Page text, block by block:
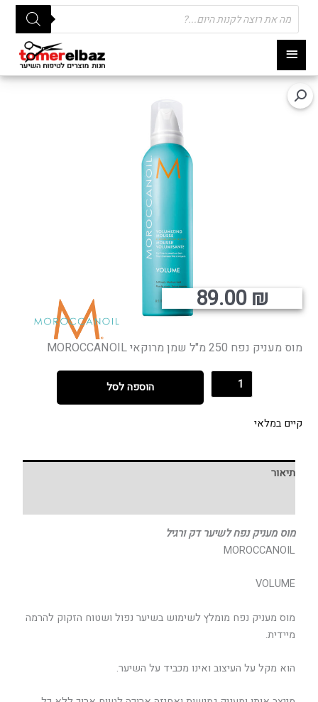
תפריט
ראשי
Products
search
מוס מעניק נפח 250 מ"ל שמן מרוקאי MOROCCANOIL
89.00₪
הוספה לסל
קיים במלאי
תיאור
מוס מעניק נפח לשיער דק ורגיל
MOROCCANOIL
VOLUME
מוס מעניק נפח מומלץ לשימוש בשיער נפול ושטוח הזקוק להרמה
מיידית.
הוא מקל על העיצוב ואינו מכביד על השיער.